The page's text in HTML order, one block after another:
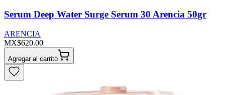
Serum Deep Water Surge Serum 30 Arencia 50gr
ARENCIA
MX$620.00
Agregar al carrito